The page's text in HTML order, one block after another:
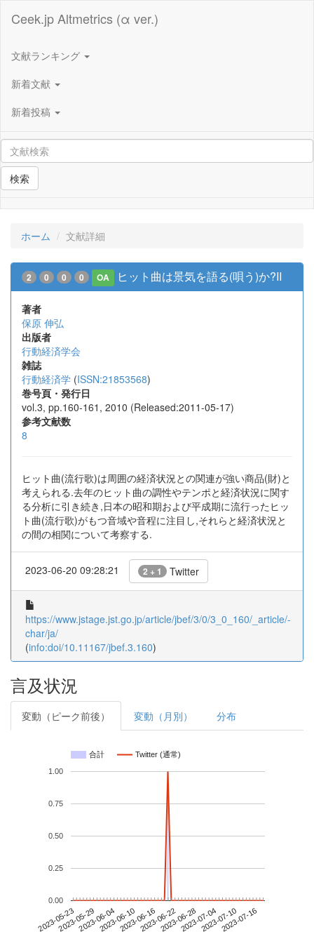
Ceek.jp Altmetrics (α ver.)
文献ランキング
新着文献
新着投稿
検索
ホーム 文献詳細
2 0 0 0 OA ヒット曲は景気を語る(唄う)か?II
著者
保原 伸弘
出版者
行動経済学会
雑誌
行動経済学 (ISSN:21853568)
巻号頁・発行日
vol.3, pp.160-161, 2010 (Released:2011-05-17)
参考文献数
8
ヒット曲(流行歌)は周囲の経済状況との関連が強い商品(財)と
考えられる.去年のヒット曲の調性やテンポと経済状況に関す
る分析に引き続き,日本の昭和期および平成期に流行ったヒッ
ト曲(流行歌)がもつ音域や音程に注目し,それらと経済状況と
の間の相関について考察する.
2023-06-20 09:28:21 2 + 1 Twitter
https://www.jstage.jst.go.jp/article/jbef/3/0/3_0_160/_article/-
char/ja/
(info:doi/10.11167/jbef.3.160)
言及状況
変動（ピーク前後） 変動（月別） 分布
合計 Twitter (通常)
2023-05-232023-05-292023-06-042023-06-102023-06-162023-06-222023-06-282023-07-042023-07-102023-07-16
0.00
0.25
0.50
0.75
1.00